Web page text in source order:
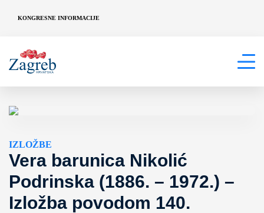
KONGRESNE INFORMACIJE
IZLOŽBE
Vera barunica Nikolić
Podrinska (1886. – 1972.) –
Izložba povodom 140.